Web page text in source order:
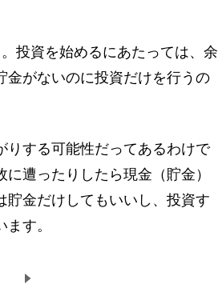
投資を始めるにあたっては、余
金がないのに投資だけを行うの
する可能性だってあるわけで
遭ったりしたら現金（貯金）
貯金だけしてもいいし、投資す
す。